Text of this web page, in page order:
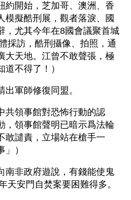
約開始，芝加哥、澳洲、香
模擬酷刑展，觀者落淚、國
，尤其今年在8國會議聚首城
採訪，酷刑攝像、拍照，通
大天地。江曾不敢聲張，極
道不得了！）
出軍師修復同盟。
共領事館對恐怖行動的認
，領事館聲明已暗示爲法輪
敢譴責，立場站在槍手一
」）
南非政府遊說，有錢能使鬼
天安門自焚案要困難得多。